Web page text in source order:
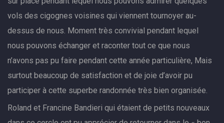
vols des cigognes voisines qui viennent tournoyer au-
dessus de nous. Moment très convivial pendant lequel
nous pouvons échanger et raconter tout ce que nous
n’avons pas pu faire pendant cette année particulière, Mais
surtout beaucoup de satisfaction et de joie d’avoir pu
participer à cette superbe randonnée très bien organisée.
Roland et Francine Bandieri qui étaient de petits nouveaux